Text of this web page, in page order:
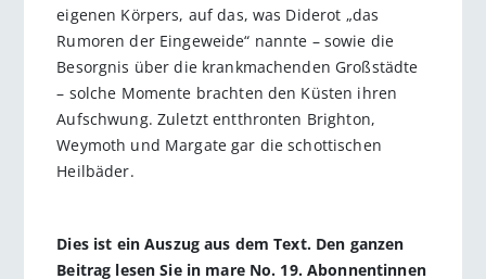
eigenen Körpers, auf das, was Diderot „das
Rumoren der Eingeweide“ nannte – sowie die
Besorgnis über die krankmachenden Großstädte
– solche Momente brachten den Küsten ihren
Aufschwung. Zuletzt entthronten Brighton,
Weymoth und Margate gar die schottischen
Heilbäder.
Dies ist ein Auszug aus dem Text. Den ganzen
Beitrag lesen Sie in mare No. 19. Abonnentinnen